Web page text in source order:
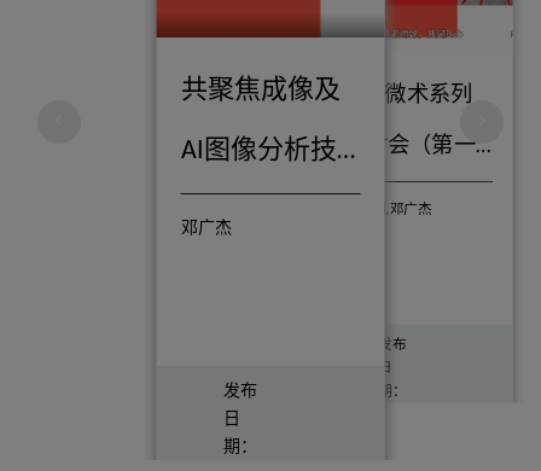
共聚焦成像及
AI图像分析技
术在发育生物
邓广杰
发布
日
期：
AI显微术系列
研讨会（第一
期）深度学习
李晓明,邓广杰
发布
日
期：
月